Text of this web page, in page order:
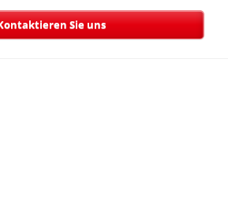
Sie uns